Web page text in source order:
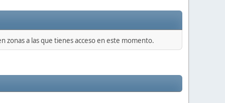
zonas a las que tienes acceso en este momento.